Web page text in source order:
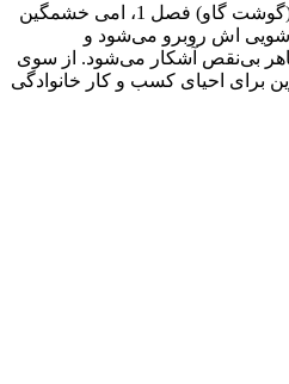
در قسمت دوم سریال «Beef» (گوشت گاو) فصل 1، امی خشمگین
اش روبرو می‌شود و
بی‌نقص آشکار می‌شود. از سوی
برای احیای کسب و کار خانوادگی